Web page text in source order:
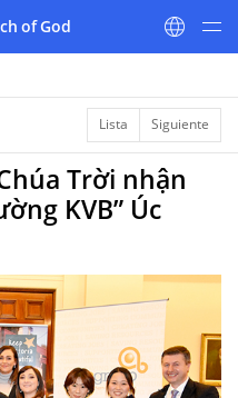
of God
Lista Siguiente
Trời nhận
KVB” Úc